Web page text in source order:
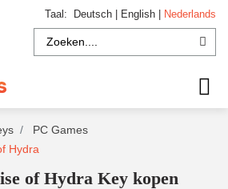
Taal: Deutsch English Nederlands
PC Games
Hydra
of Hydra Key kopen